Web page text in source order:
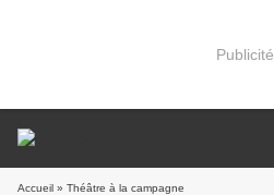
Publicité
Accueil » Théâtre à la campagne